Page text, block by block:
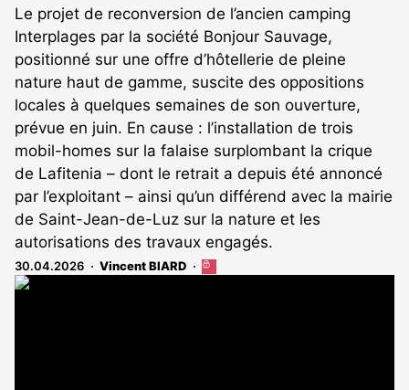
Le projet de reconversion de l’ancien camping
Interplages par la société Bonjour Sauvage,
positionné sur une offre d’hôtellerie de pleine
nature haut de gamme, suscite des oppositions
locales à quelques semaines de son ouverture,
prévue en juin. En cause : l’installation de trois
mobil-homes sur la falaise surplombant la crique
de Lafitenia – dont le retrait a depuis été annoncé
par l’exploitant – ainsi qu’un différend avec la mairie
de Saint-Jean-de-Luz sur la nature et les
autorisations des travaux engagés.
30.04.2026 Vincent BIARD
Cet